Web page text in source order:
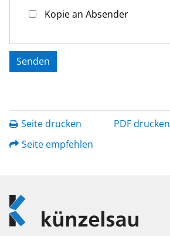
Kopie an Absender
Seite drucken
PDF drucken
Seite empfehlen
Logo
Künzelsau